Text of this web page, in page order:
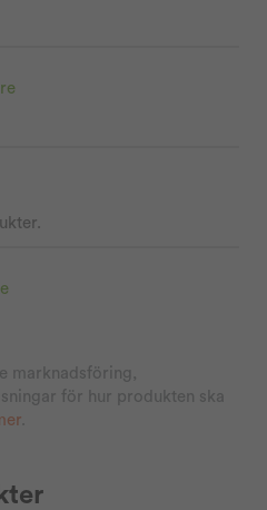
marknadsföring,
för hur produkten ska